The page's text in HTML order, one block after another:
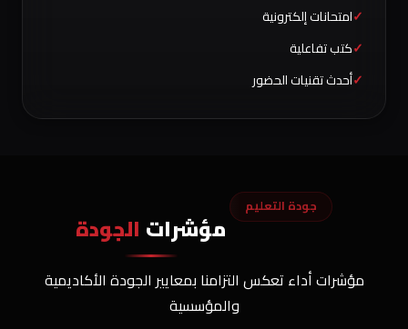
امتحانات إلكترونية
كتب تفاعلية
أحدث تقنيات الحضور
جودة التعليم
مؤشرات الجودة
مؤشرات أداء تعكس التزامنا بمعايير الجودة الأكاديمية
والمؤسسية